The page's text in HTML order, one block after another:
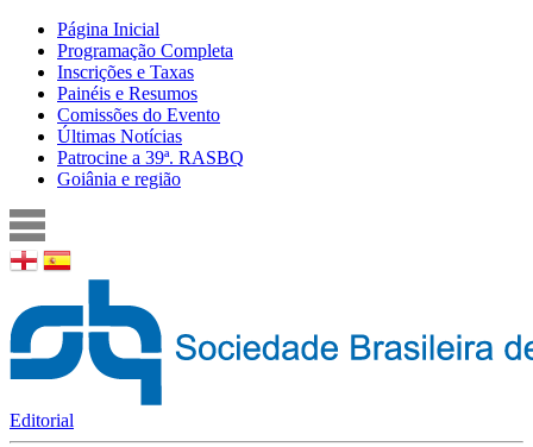
Pular para o conteúdo principal
Menu principal
Página Inicial
Programação Completa
Inscrições e Taxas
Painéis e Resumos
Comissões do Evento
Últimas Notícias
Patrocine a 39ª. RASBQ
Goiânia e região
Editorial